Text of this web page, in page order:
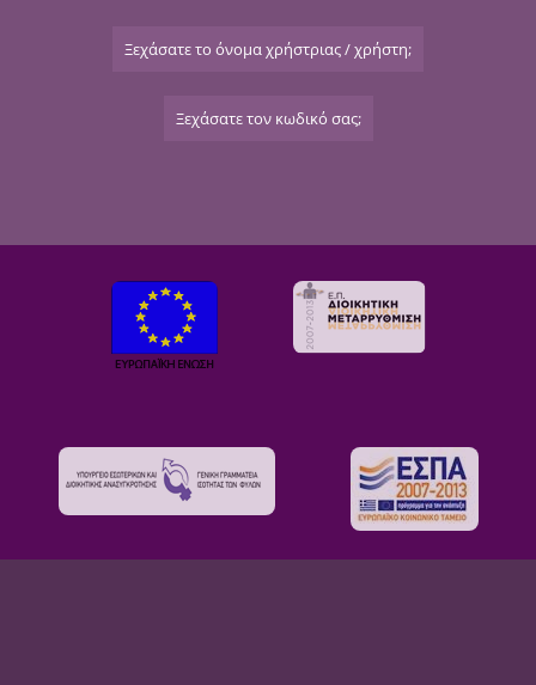
Ξεχάσατε το όνομα χρήστριας / χρήστη;
Ξεχάσατε τον κωδικό σας;